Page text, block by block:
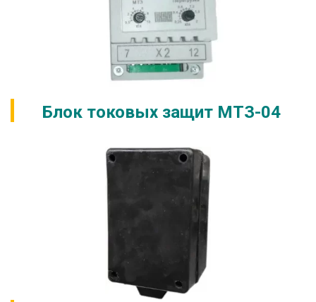
Блок токовых защит МТЗ-04